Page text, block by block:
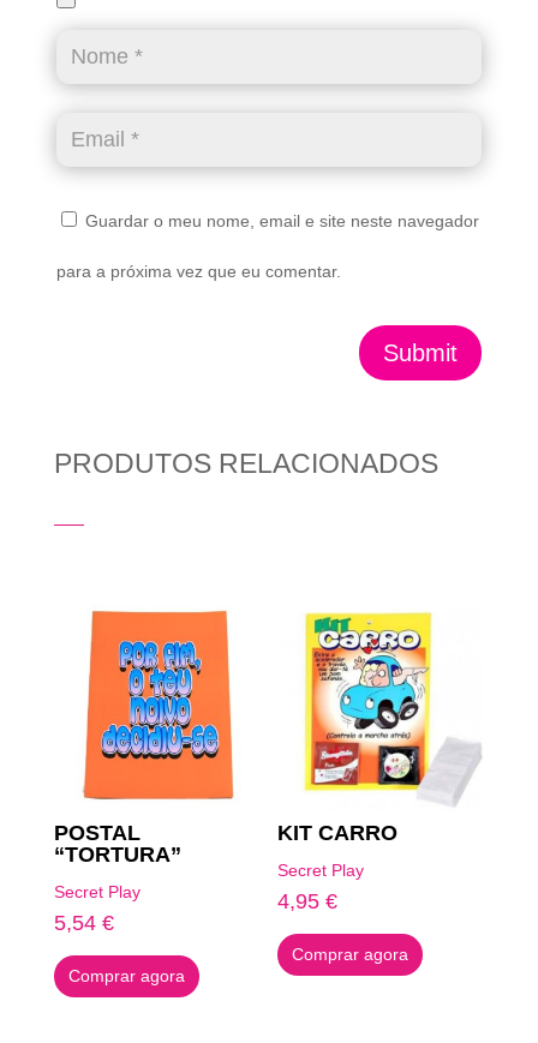
Guardar o meu nome, email e site neste navegador
para a próxima vez que eu comentar.
Submit
PRODUTOS RELACIONADOS
POSTAL
“TORTURA”
Secret Play
5,54 €
Comprar agora
KIT CARRO
Secret Play
4,95€
Comprar agora